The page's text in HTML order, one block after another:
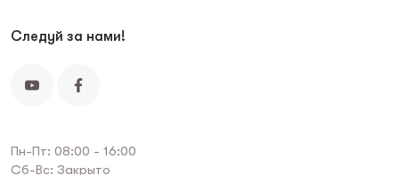
Следуй за нами!
Пн-Пт: 08:00 - 16:00
Сб-Вс: Закрыто